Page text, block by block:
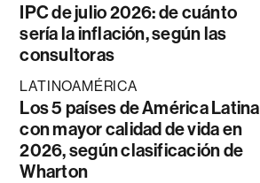
IPC de julio 2026: de cuánto
sería la inflación, según las
consultoras
LATINOAMÉRICA
Los 5 países de América Latina
con mayor calidad de vida en
2026, según clasificación de
Wharton